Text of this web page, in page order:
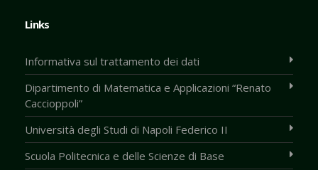
Links
Informativa sul trattamento dei dati
Dipartimento di Matematica e Applicazioni “Renato
Caccioppoli”
Università degli Studi di Napoli Federico II
Scuola Politecnica e delle Scienze di Base